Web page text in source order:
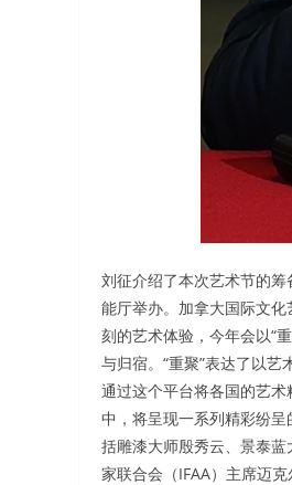
刘征介绍了本次艺术节的
能厅举办。加拿大国际文
刻的艺术体验，今年会以“
与归宿。“重聚”表达了以
通过这个平台将各国的艺
中，将呈现一系列精彩纷
括雕漆大师殷秀云、景泰
家联合会（IFAA）主席迈